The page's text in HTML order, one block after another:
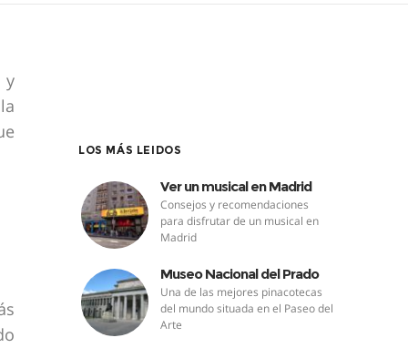
y
LOS MÁS LEIDOS
Ver un musical en Madrid
Consejos y recomendaciones
para disfrutar de un musical en
Madrid
Museo Nacional del Prado
Una de las mejores pinacotecas
del mundo situada en el Paseo del
Arte